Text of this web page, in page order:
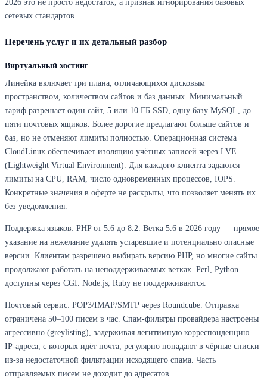
2026 это не просто недостаток, а признак игнорирования базовых
сетевых стандартов.
Перечень услуг и их детальный разбор
Виртуальный хостинг
Линейка включает три плана, отличающихся дисковым
пространством, количеством сайтов и баз данных. Минимальный
тариф разрешает один сайт, 5 или 10 ГБ SSD, одну базу MySQL, до
пяти почтовых ящиков. Более дорогие предлагают больше сайтов и
баз, но не отменяют лимиты полностью. Операционная система
CloudLinux обеспечивает изоляцию учётных записей через LVE
(Lightweight Virtual Environment). Для каждого клиента задаются
лимиты на CPU, RAM, число одновременных процессов, IOPS.
Конкретные значения в оферте не раскрыты, что позволяет менять их
без уведомления.
Поддержка языков: PHP от 5.6 до 8.2. Ветка 5.6 в 2026 году — прямое
указание на нежелание удалять устаревшие и потенциально опасные
версии. Клиентам разрешено выбирать версию PHP, но многие сайты
продолжают работать на неподдерживаемых ветках. Perl, Python
доступны через CGI. Node.js, Ruby не поддерживаются.
Почтовый сервис: POP3/IMAP/SMTP через Roundcube. Отправка
ограничена 50–100 писем в час. Спам-фильтры провайдера настроены
агрессивно (greylisting), задерживая легитимную корреспонденцию.
IP-адреса, с которых идёт почта, регулярно попадают в чёрные списки
из-за недостаточной фильтрации исходящего спама. Часть
отправляемых писем не доходит до адресатов.